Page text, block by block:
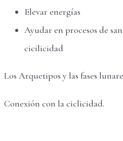
Elevar energías
Ayudar en procesos de
cicilicidad
Los Arquetipos y las fases
Conexión con la ciclicidad.